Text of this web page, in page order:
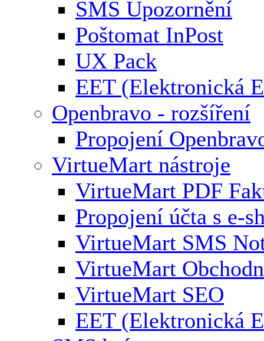
SMS Upozornění
Poštomat InPost
UX Pack
EET (Elektronická
Openbravo - rozšíření
Propojení
VirtueMart nástroje
VirtueMart PDF
Propojení účta s e-
VirtueMart SMS
VirtueMart
VirtueMart SEO
EET (Elektronická